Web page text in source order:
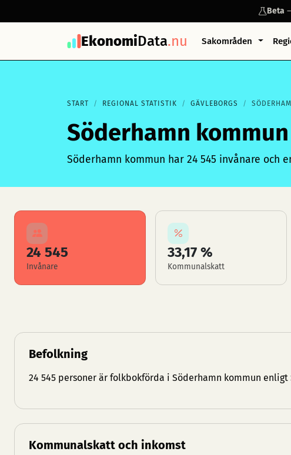
Beta–
EkonomiData.nu Sakområden
START REGIONAL STATISTIK GÄVLEBORGS
Söderhamn kommun
Söderhamn kommun har 24 545 invånare och
24 545
Invånare
33,17 %
Kommunalskatt
Befolkning
24 545 personer är folkbokförda i Söderhamn kommun enligt
Kommunalskatt och inkomst